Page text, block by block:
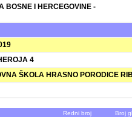
BOSNE I HERCEGOVINE -
4
ŠKOLA HRASNO PORODICE
Redni broj Broj